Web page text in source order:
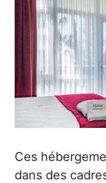
Ces
dans des